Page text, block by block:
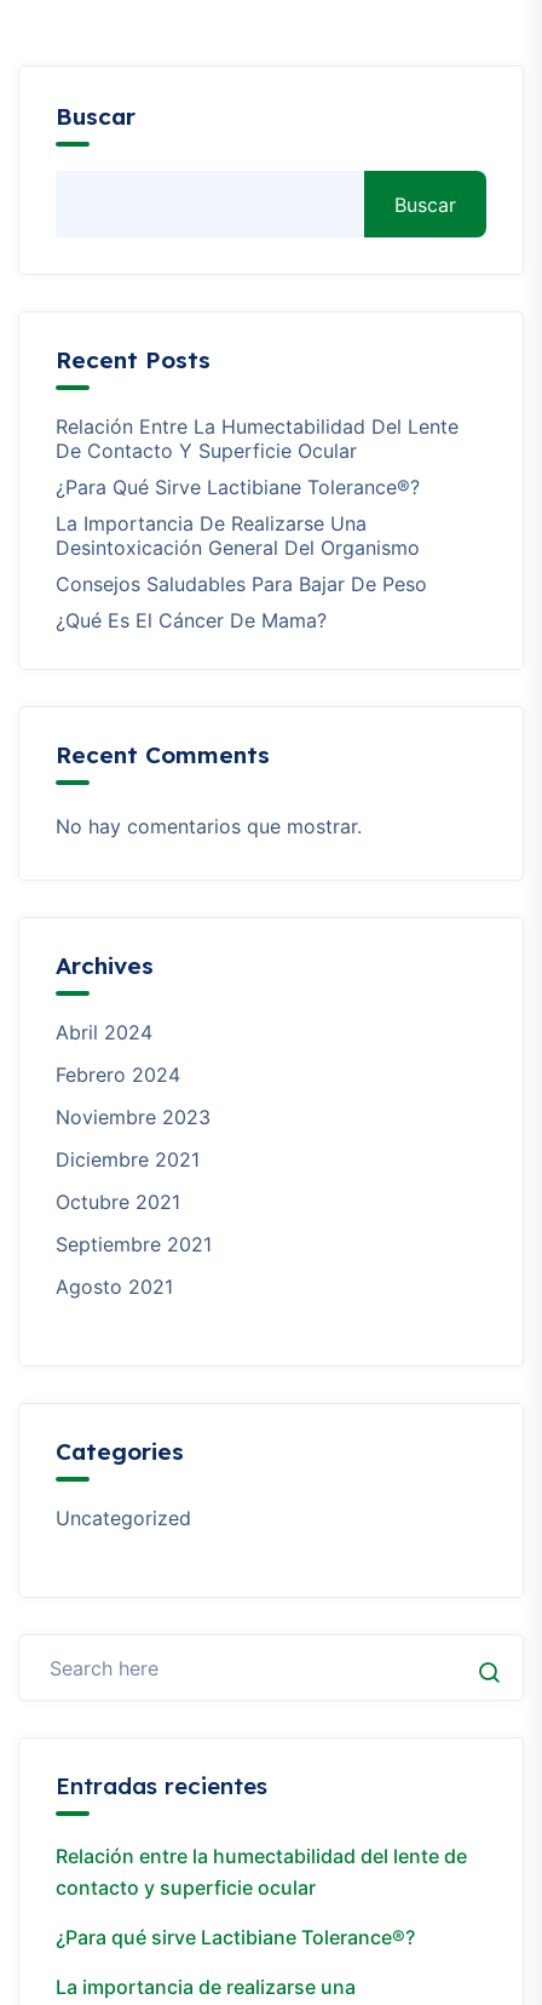
Buscar
Buscar
Recent Posts
Relación Entre La Humectabilidad Del Lente
De Contacto Y Superficie Ocular
¿Para Qué Sirve Lactibiane Tolerance®?
La Importancia De Realizarse Una
Desintoxicación General Del Organismo
Consejos Saludables Para Bajar De Peso
¿Qué Es El Cáncer De Mama?
Recent Comments
No hay comentarios que mostrar.
Archives
Abril 2024
Febrero 2024
Noviembre 2023
Diciembre 2021
Octubre 2021
Septiembre 2021
Agosto 2021
Categories
Uncategorized
Entradas recientes
Relación entre la humectabilidad del lente de
contacto y superficie ocular
¿Para qué sirve Lactibiane Tolerance®?
La importancia de realizarse una